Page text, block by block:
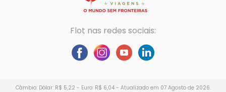
Flot nas redes sociais:
Câmbio: Dólar: R$ 5,22 - Euro: R$ 6,04 - Atualizado em 07 Agosto de 2026.